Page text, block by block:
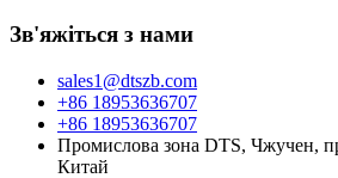
Зв'яжіться з нами
sales1@dtszb.com
+86 18953636707
+86 18953636707
Промислова зона DTS, Чжучен,
Китай